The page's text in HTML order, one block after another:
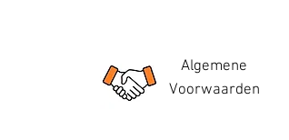
Algemene
Voorwaarden